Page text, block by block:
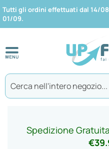
Tutti gli ordini effettuati dal 14/
01/09.
Spedizione